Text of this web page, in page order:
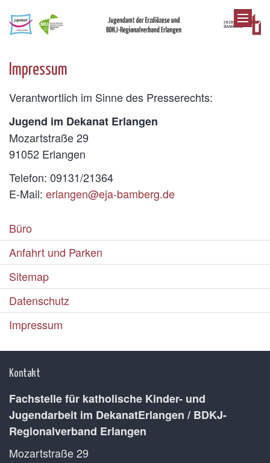
Impressum
Verantwortlich im Sinne des Presserechts:
Jugend im Dekanat Erlangen
Mozartstraße 29
91052 Erlangen
Telefon: 09131/21364
E-Mail: erlangen@eja-bamberg.de
Büro
Anfahrt und Parken
Sitemap
Datenschutz
Impressum
Kontakt
Fachstelle für katholische Kinder- und
Jugendarbeit im DekanatErlangen / BDKJ-
Regionalverband Erlangen
Mozartstraße 29